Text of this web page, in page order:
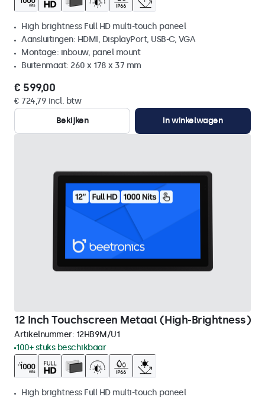
High brightness Full HD multi-touch paneel
Aansluitingen: HDMI, DisplayPort, USB-C, VGA
Montage: inbouw, panel mount
Buitenmaat: 260 x 178 x 37 mm
€ 599,00
€ 724,79 incl. btw
Bekijken
In winkelwagen
12 Inch Touchscreen Metaal (High-Brightness)
Artikelnummer: 12HB9M/U1
100+ stuks beschikbaar
High brightness Full HD multi-touch paneel